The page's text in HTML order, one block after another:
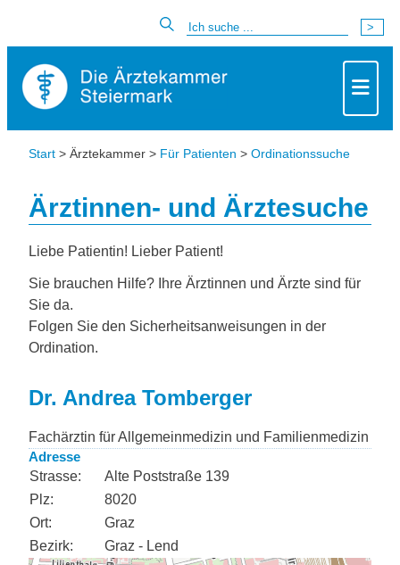
Start > Ärztekammer > Für Patienten > Ordinationssuche
Ärztinnen- und Ärztesuche
Liebe Patientin! Lieber Patient!
Sie brauchen Hilfe? Ihre Ärztinnen und Ärzte sind für
Sie da.
Folgen Sie den Sicherheitsanweisungen in der
Ordination.
Dr. Andrea Tomberger
Fachärztin für Allgemeinmedizin und Familienmedizin
Adresse
Strasse:
Alte Poststraße 139
Plz:
8020
Ort:
Graz
Bezirk:
Graz - Lend